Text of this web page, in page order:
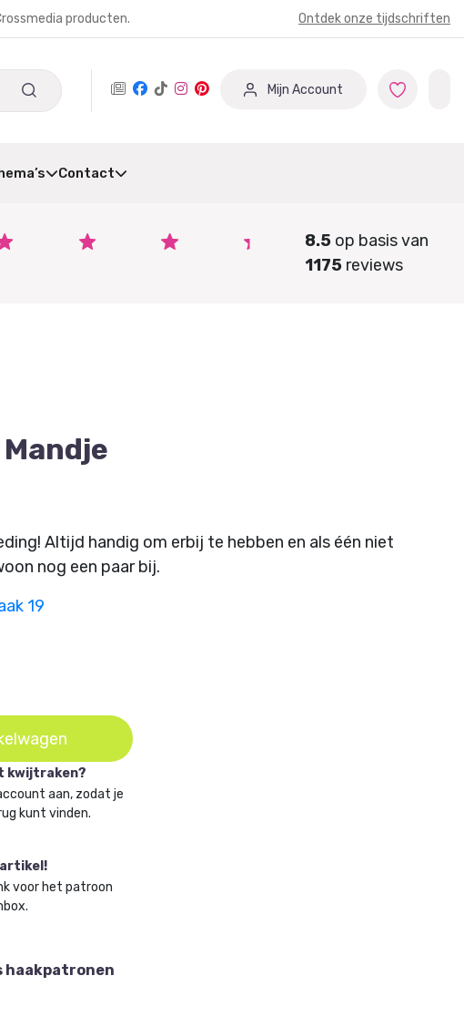
producten. Ontdek onze tijdschriften
Mijn Account
Contact
8.5op basis van
1175reviews
Altijd handig om erbij te hebben en als één niet
nog een paar bij.
19
kwijtraken?
aan, zodat je
kunt vinden.
artikel!
voor het patroon
haakpatronen